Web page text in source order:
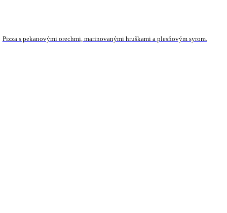
Pizza s pekanovými orechmi, marinovanými hruškami a plesňovým syrom.